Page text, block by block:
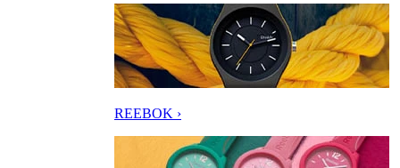
REEBOK ›